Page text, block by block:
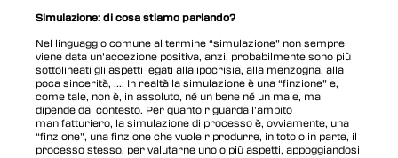
Simulazione: di cosa stiamo parlando?
Nel linguaggio comune al termine “simulazione” non sempre
viene data un’accezione positiva, anzi, probabilmente sono più
sottolineati gli aspetti legati alla ipocrisia, alla menzogna, alla
poca sincerità, .... In realtà la simulazione è una “finzione” e,
come tale, non è, in assoluto, né un bene né un male, ma
dipende dal contesto. Per quanto riguarda l’ambito
manifatturiero, la simulazione di processo è, ovviamente, una
“finzione”, una finzione che vuole riprodurre, in toto o in parte, il
processo stesso, per valutarne uno o più aspetti, appoggiandosi